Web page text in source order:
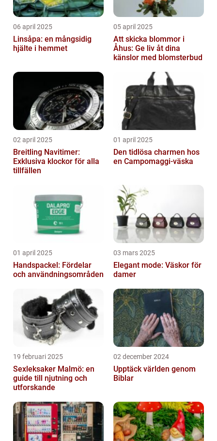
06 april 2025
Linsåpa: en mångsidig
hjälte i hemmet
05 april 2025
Att skicka blommor i
Åhus: Ge liv åt dina
känslor med blomsterbud
02 april 2025
Breitling Navitimer:
Exklusiva klockor för alla
tillfällen
01 april 2025
Den tidlösa charmen hos
en Campomaggi-väska
01 april 2025
Handspackel: Fördelar
och användningsområden
03 mars 2025
Elegant mode: Väskor för
damer
19 februari 2025
Sexleksaker Malmö: en
guide till njutning och
utforskande
02 december 2024
Upptäck världen genom
Biblar